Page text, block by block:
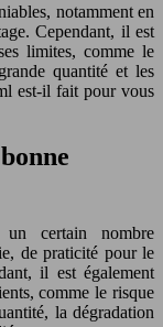
notamment en
Cependant, il est
limites, comme le
quantité et les
est-il fait pour vous
certain nombre
de praticité pour le
il est également
comme le risque
la dégradation